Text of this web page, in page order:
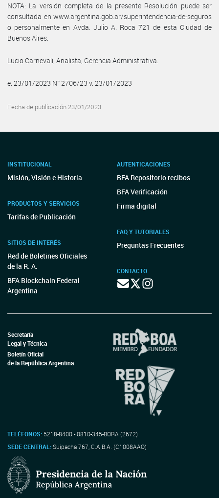
NOTA: La versión completa de la presente Resolución puede ser
consultada en www.argentina.gob.ar/superintendencia-de-seguros
o personalmente en Avda. Julio A. Roca 721 de esta Ciudad de
Buenos Aires.
Lucio Carnevali, Analista, Gerencia Administrativa.
e. 23/01/2023 N° 2706/23 v. 23/01/2023
Fecha de publicación 23/01/2023
INSTITUCIONAL
Misión, Visión e Historia
PRODUCTOS Y SERVICIOS
Tarifas de Publicación
SITIOS DE INTERÉS
Red de Boletines Oficiales
de la R. A.
BFA Blockchain Federal
Argentina
AUTENTICACIONES
BFA Repositorio recibos
BFA Verificación
Firma digital
FAQ Y TUTORIALES
Preguntas Frecuentes
CONTACTO
Secretaría
Legal y Técnica
Boletín Oficial
de la República Argentina
TELÉFONOS: 5218-8400 - 0810-345-BORA (2672)
SEDE CENTRAL:Suipacha 767, C.A.B.A. (C1008AAO)